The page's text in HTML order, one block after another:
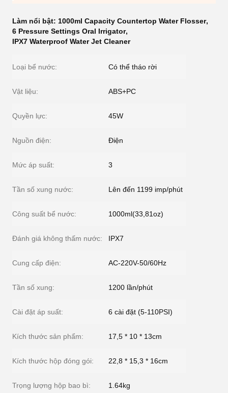
Làm nổi bật: 1000ml Capacity Countertop Water Flosser,
6 Pressure Settings Oral Irrigator,
IPX7 Waterproof Water Jet Cleaner
Loại bể nước: Có thể tháo rời
Vật liệu: ABS+PC
Quyền lực: 45W
Nguồn điện: Điện
Mức áp suất: 3
Tần số xung nước: Lên đến 1199 imp/phút
Công suất bể nước: 1000ml(33,81oz)
Đánh giá không thấm nước: IPX7
Cung cấp điện: AC-220V-50/60Hz
Tần số xung: 1200 lần/phút
Cài đặt áp suất: 6 cài đặt (5-110PSI)
Kích thước sản phẩm: 17,5 * 10 * 13cm
Kích thước hộp đóng gói: 22,8 * 15,3 * 16cm
Trọng lượng hộp bao bì: 1.64kg